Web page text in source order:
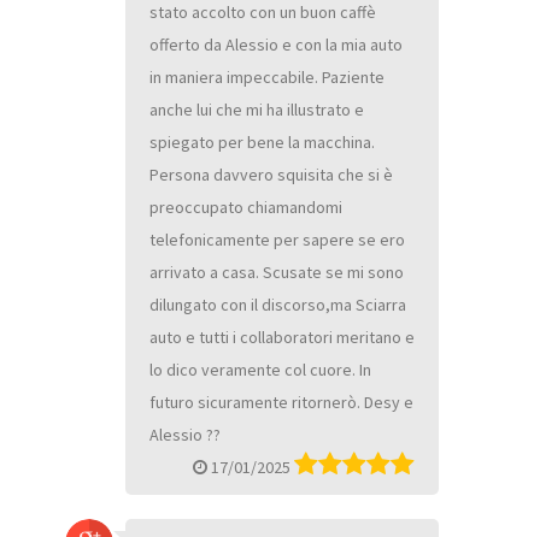
stato accolto con un buon caffè
offerto da Alessio e con la mia auto
in maniera impeccabile. Paziente
anche lui che mi ha illustrato e
spiegato per bene la macchina.
Persona davvero squisita che si è
preoccupato chiamandomi
telefonicamente per sapere se ero
arrivato a casa. Scusate se mi sono
dilungato con il discorso,ma Sciarra
auto e tutti i collaboratori meritano e
lo dico veramente col cuore. In
futuro sicuramente ritornerò. Desy e
Alessio ??
17/01/2025